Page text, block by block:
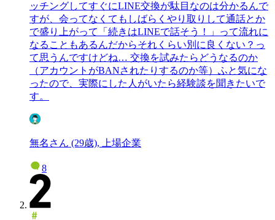
ッチングしてすぐにLINE交換が駄目なのは分かるんで
すが、会ってなくてもしばらくやり取りして通話とか
で盛り上がって「続きはLINEで話そう！」って流れに
なることもあるんだからそれくらい別に良くない？っ
て思うんですけどね… 交換を試みたらどうなるのか
（アカウントがBANされたりするのか等）ふと気にな
ったので、実際にした人がいたら経験談を聞きたいで
す。
無名さん (29歳), 上場企業
8